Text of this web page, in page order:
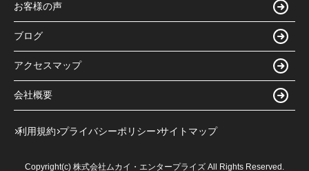
お客様の声
ブログ
アクセスマップ
会社概要
利用規約 プライバシーポリシー サイトマップ
Copyright(c) 株式会社ムカイ・エンタープライズ All Rights Reserved.